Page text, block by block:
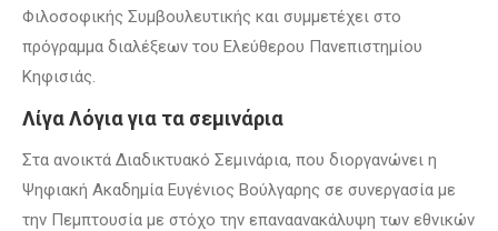
Φιλοσοφικής Συμβουλευτικής και συμμετέχει στο
πρόγραμμα διαλέξεων του Ελεύθερου Πανεπιστημίου
Κηφισιάς.
Λίγα Λόγια για τα σεμινάρια
Στα ανοικτά Διαδικτυακό Σεμινάρια, που διοργανώνει η
Ψηφιακή Ακαδημία Ευγένιος Βούλγαρης σε συνεργασία με
την Πεμπτουσία με στόχο την επαναανακάλυψη των εθνικών